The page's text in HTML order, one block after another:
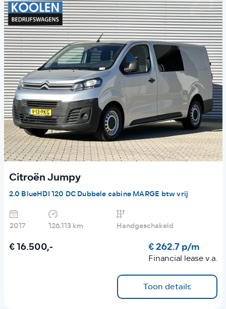
Citroën Jumpy
2.0 BlueHDI 120 DC Dubbele cabine MARGE btw vrij
2017 126.113 km Handgeschakeld
€ 16.500,- € 262.7 p/m
Financial lease v.a.
Toon details